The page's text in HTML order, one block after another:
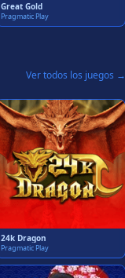
Great Gold
Pragmatic Play
Ver todos los juegos →
24k Dragon
Pragmatic Play